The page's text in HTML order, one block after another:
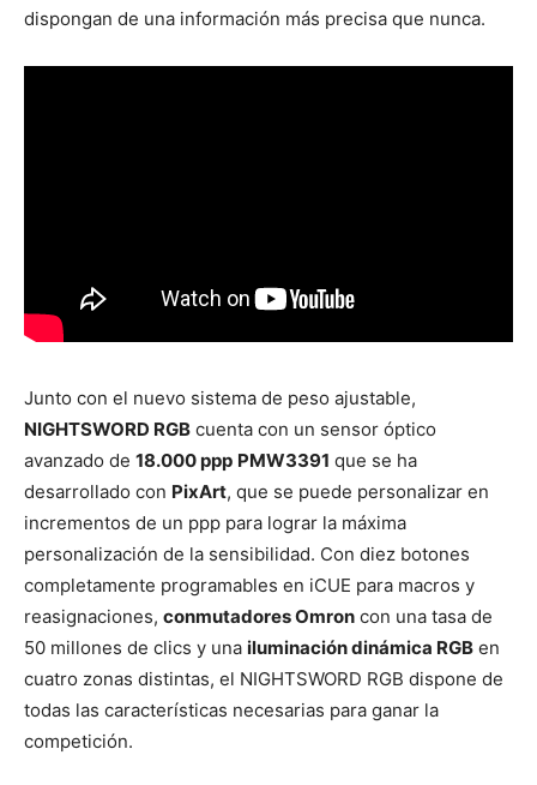
dispongan de una información más precisa que nunca.
Junto con el nuevo sistema de peso ajustable,
NIGHTSWORD RGB cuenta con un sensor óptico
avanzado de 18.000 ppp PMW3391 que se ha
desarrollado con PixArt, que se puede personalizar en
incrementos de un ppp para lograr la máxima
personalización de la sensibilidad. Con diez botones
completamente programables en iCUE para macros y
reasignaciones, conmutadores Omron con una tasa de
50 millones de clics y una iluminación dinámica RGB en
cuatro zonas distintas, el NIGHTSWORD RGB dispone de
todas las características necesarias para ganar la
competición.